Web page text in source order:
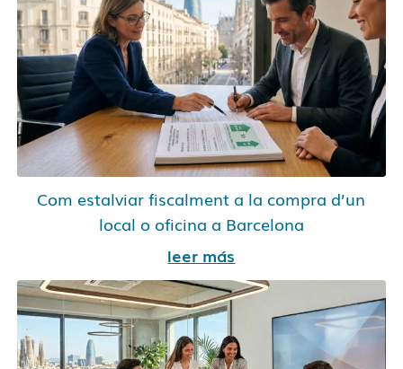
Com estalviar fiscalment a la compra d’un
local o oficina a Barcelona
leer más